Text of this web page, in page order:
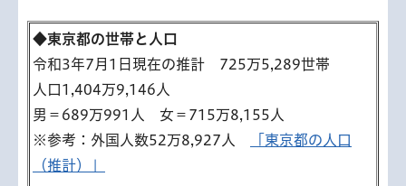
◆東京都の世帯と人口
令和3年7月1日現在の推計 725万5,289世帯
人口1,404万9,146人
男＝689万991人 女＝715万8,155人
※参考：外国人数52万8,927人
「東京都の人口
（推計）」